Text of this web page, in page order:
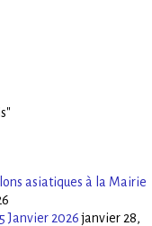
asiatiques à la Mairie
Janvier 2026 janvier 28,